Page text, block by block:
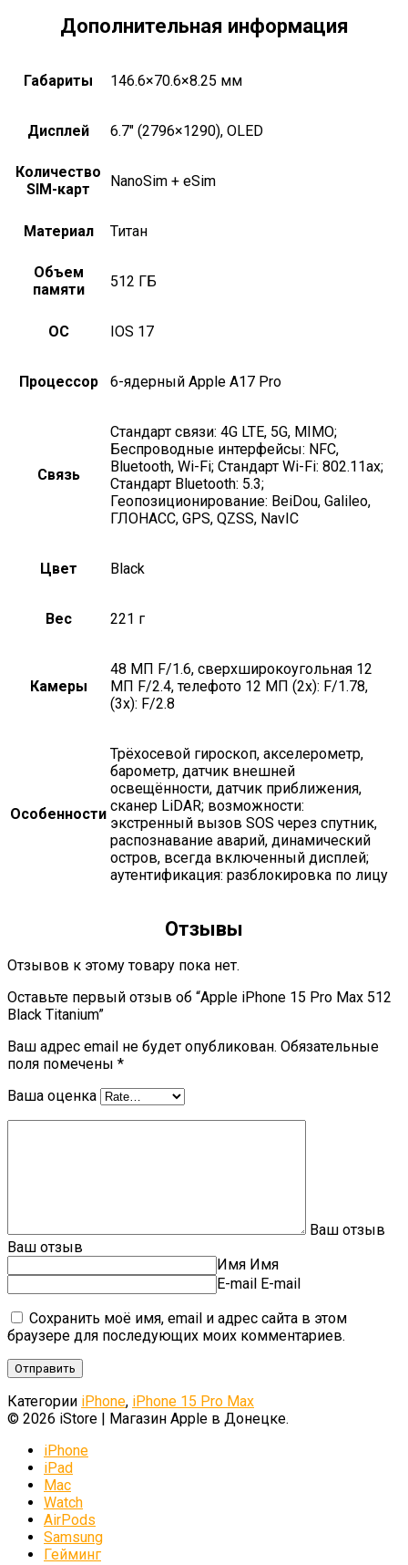
Дополнительная информация
Габариты 146.6×70.6×8.25 мм
Дисплей 6.7" (2796×1290), OLED
Количество
SIM-карт
nanoSim + eSim
Материал титан
Объем
памяти
512 ГБ
ОС iOS 17
Процессор 6-ядерный Apple A17 Pro
Связь
Стандарт связи: 4G LTE, 5G, MIMO;
Беспроводные интерфейсы: NFC,
Bluetooth, Wi-Fi; Стандарт Wi-Fi: 802.11ax;
Стандарт Bluetooth: 5.3;
Геопозиционирование: BeiDou, Galileo,
ГЛОНАСС, GPS, QZSS, NavIC
Цвет Black
Вес 221 г
Камеры
48 МП F/1.6, сверхширокоугольная 12
МП F/2.4, телефото 12 МП (2x): F/1.78,
(3x): F/2.8
Особенности
трёхосевой гироскоп, акселерометр,
барометр, датчик внешней
освещённости, датчик приближения,
сканер LiDAR; возможности:
экстренный вызов SOS через спутник,
распознавание аварий, динамический
остров, всегда включенный дисплей;
аутентификация: разблокировка по лицу
Отзывы
Отзывов к этому товару пока нет.
Оставьте первый отзыв об “Apple iPhone 15 Pro Max 512
Black Titanium”
Ваш адрес email не будет опубликован. Обязательные
поля помечены *
Ваша оценка
Ваш отзыв
Ваш отзыв
Имя Имя
E-mail E-mail
Сохранить моё имя, email и адрес сайта в этом
браузере для последующих моих комментариев.
Категории iPhone, iPhone 15 Pro Max
© 2026 iStore | Магазин Apple в Донецке.
iPhone
iPad
Mac
Watch
AirPods
Samsung
Гейминг